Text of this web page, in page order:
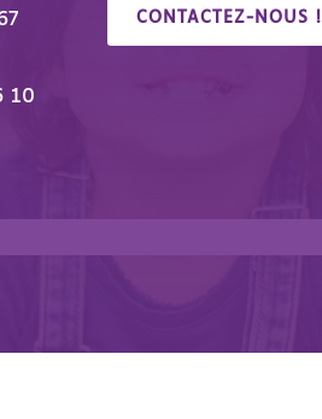
10
CONTACTEZ-NOUS !